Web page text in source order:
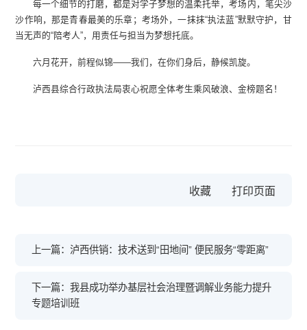
每一个细节的打磨，都是对学子梦想的温柔托举，考场内，笔尖沙
沙作响，那是青春最美的乐章；考场外，一抹抹“执法蓝”默默守护，甘
当无声的“陪考人”，用责任与担当为梦想托底。
六月花开，前程似锦——我们，在你们身后，静候凯旋。
泸西县综合行政执法局衷心祝愿全体考生乘风破浪、金榜题名！
收藏
上一篇：泸西供销：技术送到“田地间” 便民服务“零距离”
下一篇：我县成功举办基层社会治理暨调解业务能力提升
专题培训班